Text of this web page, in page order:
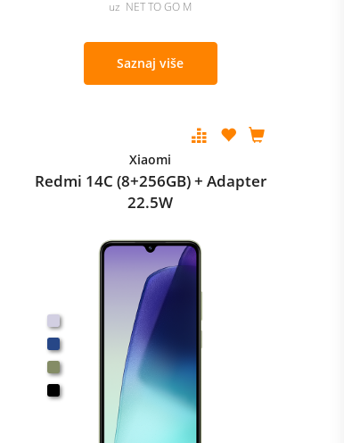
uz NET TO GO M
Saznaj više
Xiaomi
Redmi 14C (8+256GB) + Adapter
22.5W